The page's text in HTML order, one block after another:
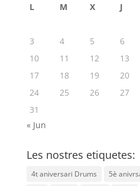
L M X J
3
4 5 6
10
11 12 13
17
18 19 20
24
25 26 27
31
« Jun
Les nostres etiquetes:
4t aniversari Drums 5è